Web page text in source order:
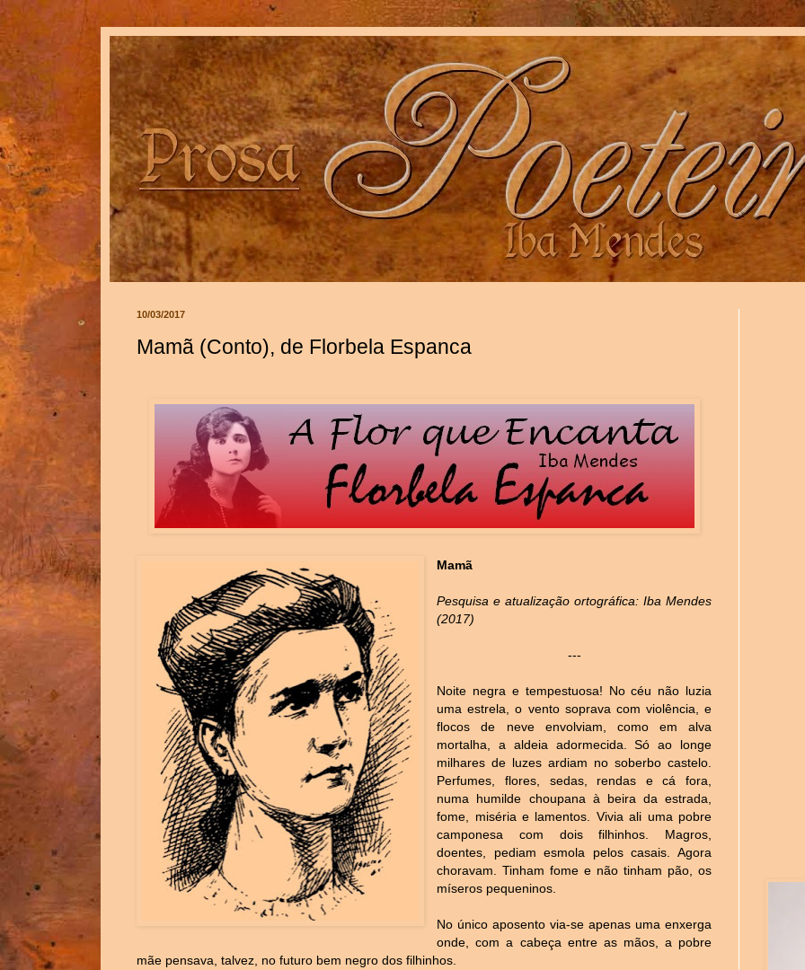
10/03/2017
Mamã (Conto), de Florbela Espanca
Mamã
Pesquisa e atualização ortográfica: Iba Mendes
(2017)
---
Noite negra e tempestuosa! No céu não luzia
uma estrela, o vento soprava com violência, e
flocos de neve envolviam, como em alva
mortalha, a aldeia adormecida. Só ao longe
milhares de luzes ardiam no soberbo castelo.
Perfumes, flores, sedas, rendas e cá fora,
numa humilde choupana à beira da estrada,
fome, miséria e lamentos. Vivia ali uma pobre
camponesa com dois filhinhos. Magros,
doentes, pediam esmola pelos casais. Agora
choravam. Tinham fome e não tinham pão, os
míseros pequeninos.
No único aposento via-se apenas uma enxerga
onde, com a cabeça entre as mãos, a pobre
mãe pensava, talvez, no futuro bem negro dos filhinhos.